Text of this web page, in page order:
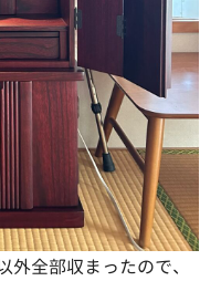
全部収まったので、